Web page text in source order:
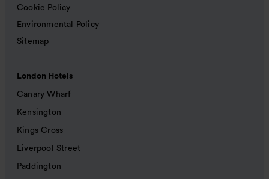
Cookie Policy
Environmental Policy
Sitemap
London Hotels
Canary Wharf
Kensington
Kings Cross
Liverpool Street
Paddington